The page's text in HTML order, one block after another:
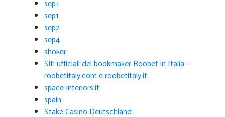
sep+
sep1
sep2
sep4
shoker
Siti ufficiali del bookmaker Roobet in Italia –
roobetitaly.com e roobetitaly.it
space-interiors.it
spain
Stake Casino Deutschland